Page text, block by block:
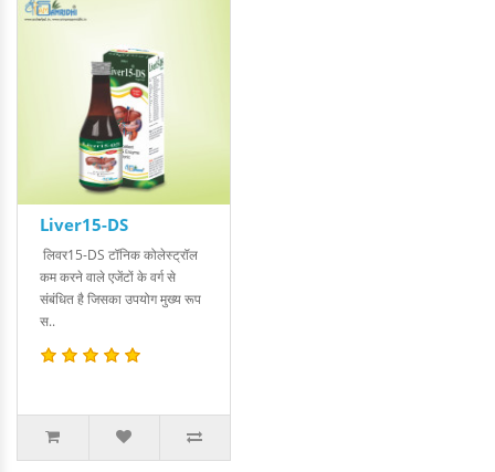
Liver15-DS
लिवर15-DS टॉनिक कोलेस्ट्रॉल
कम करने वाले एजेंटों के वर्ग से
संबंधित है जिसका उपयोग मुख्य रूप
स..